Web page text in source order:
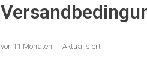
vor 11 Monaten Aktualisiert